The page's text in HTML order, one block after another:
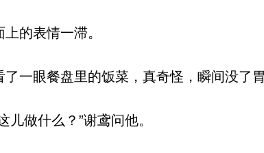
的表情一滞。
一眼餐盘里的饭菜，真奇怪，瞬间没了胃
做什么？”谢鸢问他。